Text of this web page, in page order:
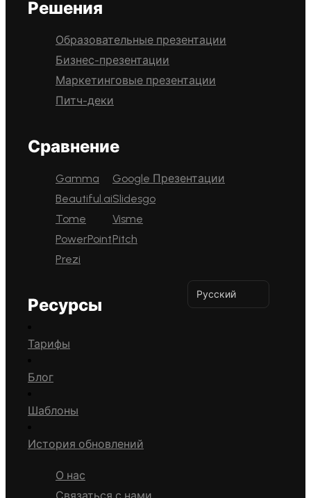
Решения
Образовательные презентации
Бизнес-презентации
Маркетинговые презентации
Питч-деки
Сравнение
Gamma
Beautiful.ai
Tome
PowerPoint
Prezi
Google Презентации
Slidesgo
Visme
Pitch
Ресурсы
Тарифы
Блог
Шаблоны
История обновлений
О нас
Русский